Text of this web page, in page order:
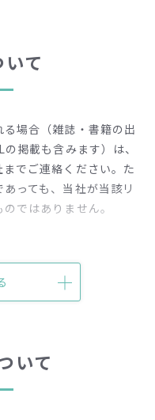
て
場合（雑誌・書籍の出
掲載も含みます）は、
までご連絡ください。た
っても、当社が当該リ
ではありません。
に大きな変更がある場
ム」にて、当社までご
ます。
あるリンクはお断りい
いて